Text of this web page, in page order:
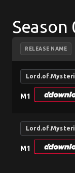
Season
RELEASE NAME
M1
M1